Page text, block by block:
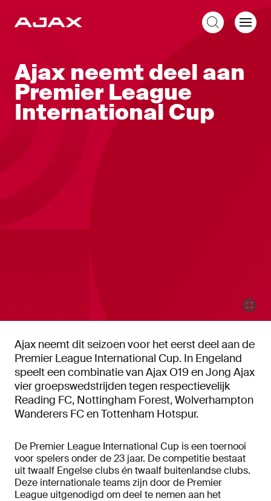
Ajax neemt deel aan
Premier League
International Cup
Ajax neemt dit seizoen voor het eerst deel aan de
Premier League International Cup. In Engeland
speelt een combinatie van Ajax O19 en Jong Ajax
vier groepswedstrijden tegen respectievelijk
Reading FC, Nottingham Forest, Wolverhampton
Wanderers FC en Tottenham Hotspur.
De Premier League International Cup is een toernooi
voor spelers onder de 23 jaar. De competitie bestaat
uit twaalf Engelse clubs én twaalf buitenlandse clubs.
Deze internationale teams zijn door de Premier
League uitgenodigd om deel te nemen aan het